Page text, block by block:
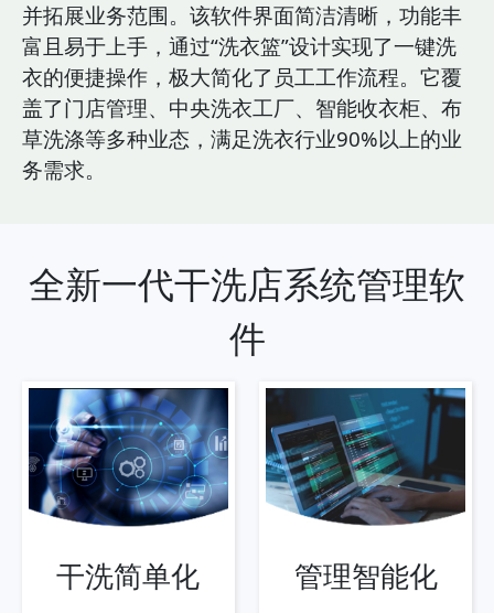
并拓展业务范围。该软件界面简洁清晰，功能丰
富且易于上手，通过“洗衣篮”设计实现了一键洗
衣的便捷操作，极大简化了员工工作流程。它覆
盖了门店管理、中央洗衣工厂、智能收衣柜、布
草洗涤等多种业态，满足洗衣行业90%以上的业
务需求。
全新一代干洗店系统管理软
件
干洗简单化 管理智能化